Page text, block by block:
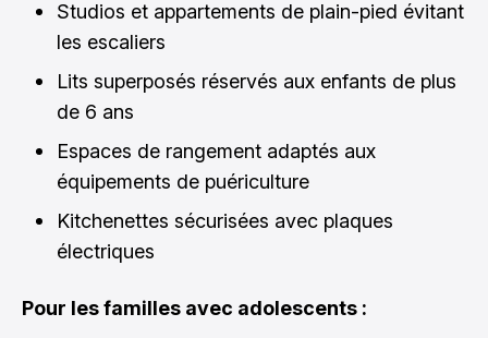
Studios et appartements de plain-pied évitant
les escaliers
Lits superposés réservés aux enfants de plus
de 6 ans
Espaces de rangement adaptés aux
équipements de puériculture
Kitchenettes sécurisées avec plaques
électriques
Pour les familles avec adolescents :